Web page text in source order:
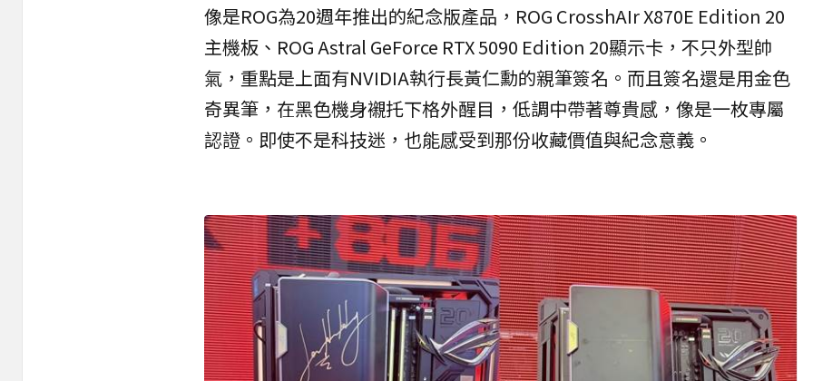
像是ROG為20週年推出的紀念版產品，ROG CrosshAIr X870E Edition 20
主機板、ROG Astral GeForce RTX 5090 Edition 20顯示卡，不只外型帥
氣，重點是上面有NVIDIA執行長黃仁勳的親筆簽名。而且簽名還是用金色
奇異筆，在黑色機身襯托下格外醒目，低調中帶著尊貴感，像是一枚專屬
認證。即使不是科技迷，也能感受到那份收藏價值與紀念意義。